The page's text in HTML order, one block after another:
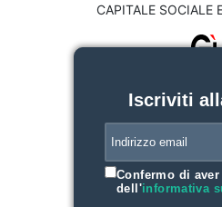
CAPITALE
Iscriviti
Confermo di
dell'informativa